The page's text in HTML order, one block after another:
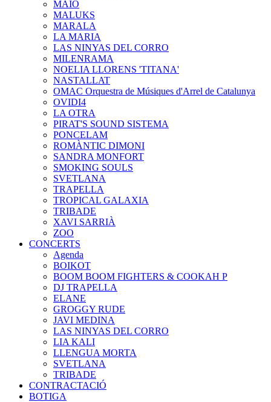
MAIO
MALUKS
MARALA
LA MARIA
LAS NINYAS DEL CORRO
MILENRAMA
NOELIA LLORENS 'TITANA'
NASTALLAT
OMAC Orquestra de Músiques d'Arrel de Catalunya
OVIDI4
LA OTRA
PIRAT'S SOUND SISTEMA
PONCELAM
ROMÀNTIC DIMONI
SANDRA MONFORT
SMOKING SOULS
SVETLANA
TRAPELLA
TROPICAL GALAXIA
TRIBADE
XAVI SARRIÀ
ZOO
CONCERTS
Agenda
BOIKOT
BOOM BOOM FIGHTERS & COOKAH P
DJ TRAPELLA
ELANE
GROGGY RUDE
JAVI MEDINA
LAS NINYAS DEL CORRO
LIA KALI
LLENGUA MORTA
SVETLANA
TRIBADE
CONTRACTACIÓ
BOTIGA